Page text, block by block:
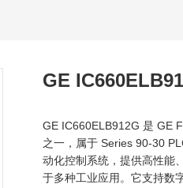
GE
GE IC660ELB912G 是 GE
之一，属于 Series 90-30
动化控制系统，提供高性能
于多种工业应用。它支持数